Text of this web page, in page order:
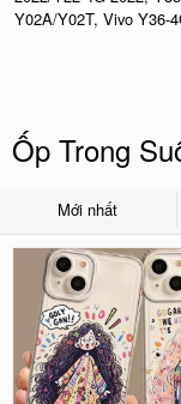
Y02A/Y02T, Vivo Y36-
Ốp Trong
Mới nhất